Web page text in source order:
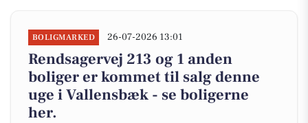
BOLIGMARKED 26-07-2026 13:01
Rendsagervej 213 og 1 anden
boliger er kommet til salg denne
uge i Vallensbæk - se boligerne
her.